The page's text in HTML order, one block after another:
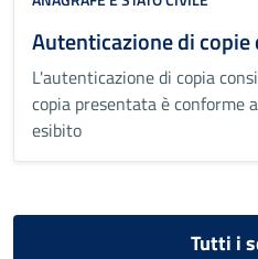
Autenticazione di
L'autenticazione di copia
copia presentata è conforme
esibito
Tutti i